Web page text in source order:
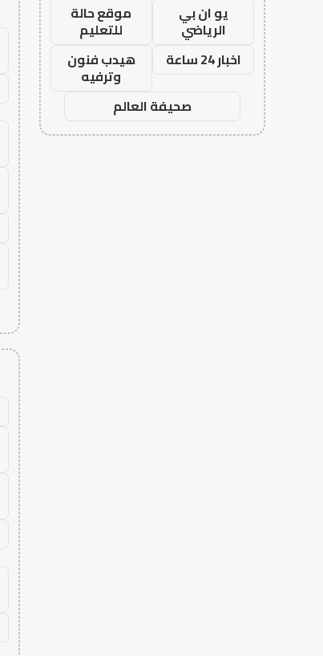
يو ان بي
الرياضي
موقع حالة
للتعليم
اخبار 24 ساعة
هيدب فنون
وترفيه
صحيفة العالم